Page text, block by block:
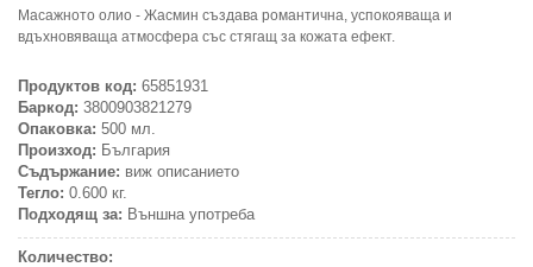
Масажното олио - Жасмин създава романтична, успокояваща и
вдъхновяваща атмосфера със стягащ за кожата ефект.
Продуктов код: 65851931
Баркод: 3800903821279
Опаковка: 500 мл.
Произход: България
Съдържание: виж описанието
Тегло: 0.600 кг.
Подходящ за: Външна употреба
Количество: